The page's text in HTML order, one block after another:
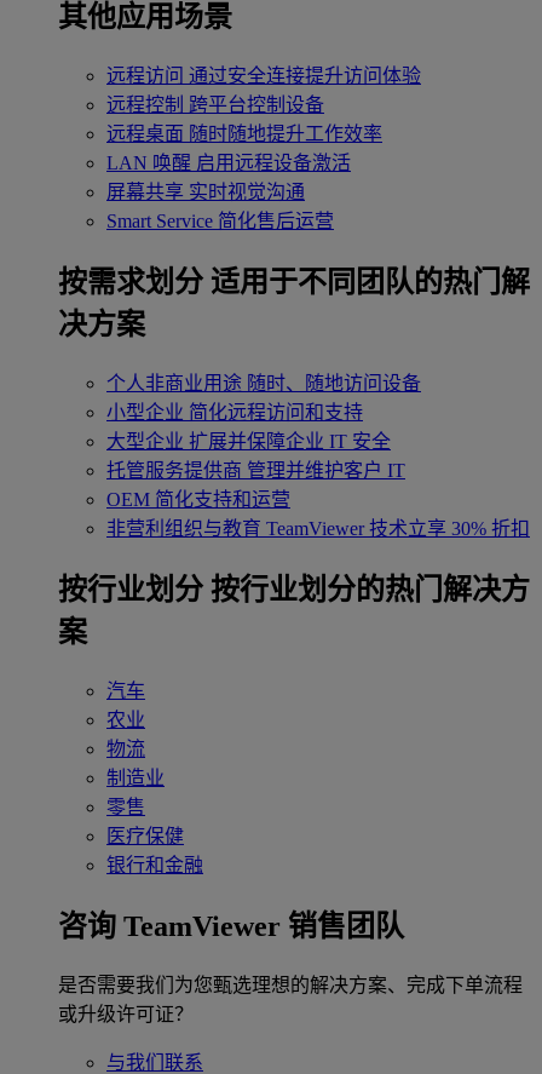
其他应用场景
远程访问 通过安全连接提升访问体验
远程控制 跨平台控制设备
远程桌面 随时随地提升工作效率
LAN 唤醒 启用远程设备激活
屏幕共享 实时视觉沟通
Smart Service 简化售后运营
按需求划分 适用于不同团队的热门解
决方案
个人非商业用途 随时、随地访问设备
小型企业 简化远程访问和支持
大型企业 扩展并保障企业 IT 安全
托管服务提供商 管理并维护客户 IT
OEM 简化支持和运营
非营利组织与教育 TeamViewer 技术立享 30% 折扣
‌按行业划分 按行业划分的热门解决方
案
汽车
农业
物流
制造业
零售
医疗保健
银行和金融
咨询 TeamViewer 销售团队
是否需要我们为您甄选理想的解决方案、完成下单流程
或升级许可证？
与我们联系